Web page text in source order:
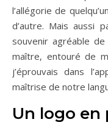
l’allégorie de
d’autre. Mais aussi
souvenir agréable de
maître, entouré de
j’éprouvais dans
maîtrise de notre
Un logo en